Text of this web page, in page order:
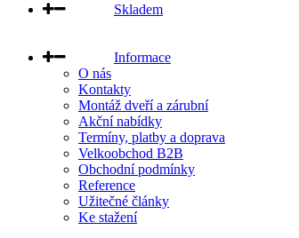
Skladem
Informace
O nás
Kontakty
Montáž dveří a zárubní
Akční nabídky
Termíny, platby a doprava
Velkoobchod B2B
Obchodní podmínky
Reference
Užitečné články
Ke stažení